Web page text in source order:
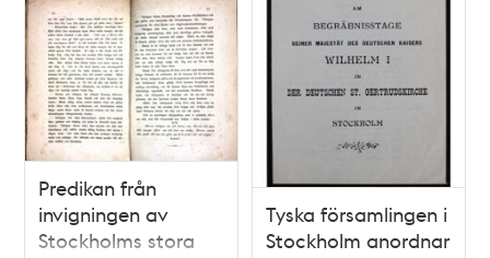
dag år 1747.
Predikan från
invigningen av
Stockholms stora
Tyska församlingen i
Stockholm anordnar